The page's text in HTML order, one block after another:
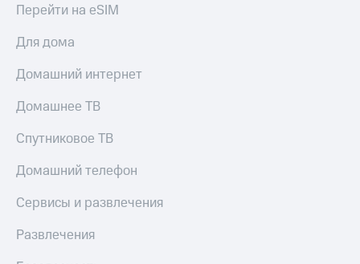
Перейти на eSIM
Для дома
Домашний интернет
Домашнее ТВ
Спутниковое ТВ
Домашний телефон
Сервисы и развлечения
Развлечения